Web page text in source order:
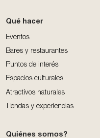
Qué hacer
Eventos
Bares y restaurantes
Puntos de interés
Espacios culturales
Atractivos naturales
Tiendas y experiencias
Quiénes somos?